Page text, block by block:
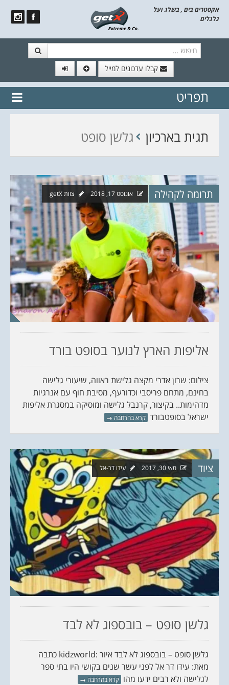
אקסטרים בים , בשלג ועל
גלגלים
קבלו עדכונים למייל
// הצטרף לרשימת תפוצה!
נשמח
לשלוח לך עדכונים חמים מהאתר
תפריט
דלג לתוכן
תגית בארכיון גלשן סופט
תרומה לקהילה אוגוסט 17, 2018 צוות getX
אליפות הארץ לנוער בסופט בורד
צילום: שרון אדרי מקצה גלישת ראווה, שיעורי גלישה
בחינם, מתחם פריסבי וכדורעף, מסיבת חוף עם אנרגיות
מדהימות.. בקיצור, קרנבל גלישה ומוסיקה במסגרת אליפות
ישראל בסופטבורד קרא בהרחבה →
ציוד מאי 30, 2017 עידו דר-אל
גלשן סופט – בובספוג לא לבד
גלשן סופט – בובספוג לא לבד איור :kidzworld כתבה
מאת: עידו דר אל לפני עשר שנים בקושי היו בתי ספר
לגלישה ולא רבים ידעו מהו קרא בהרחבה →